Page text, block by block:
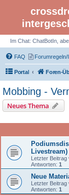
Im Chat: ChatBotIn,
FAQ
Portal Foren-
Mobbing -
Neues Thema
Livestream)
Letzter Beitrag
Antworten: 1
Neue
Letzter Beitrag
Antworten: 1